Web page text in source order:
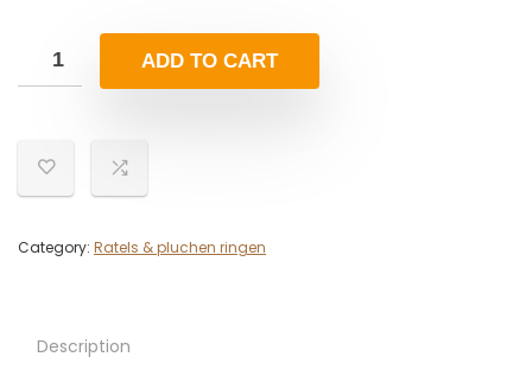
ADD TO CART
Category: Ratels & pluchen ringen
Description